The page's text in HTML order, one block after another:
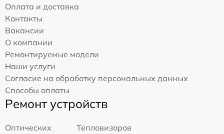
Оплата и доставка
Контакты
Вакансии
О компании
Ремонтируемые модели
Наши услуги
Согласие на обработку персональных данных
Способы оплаты
Ремонт устройств
Оптических
Тепловизоров